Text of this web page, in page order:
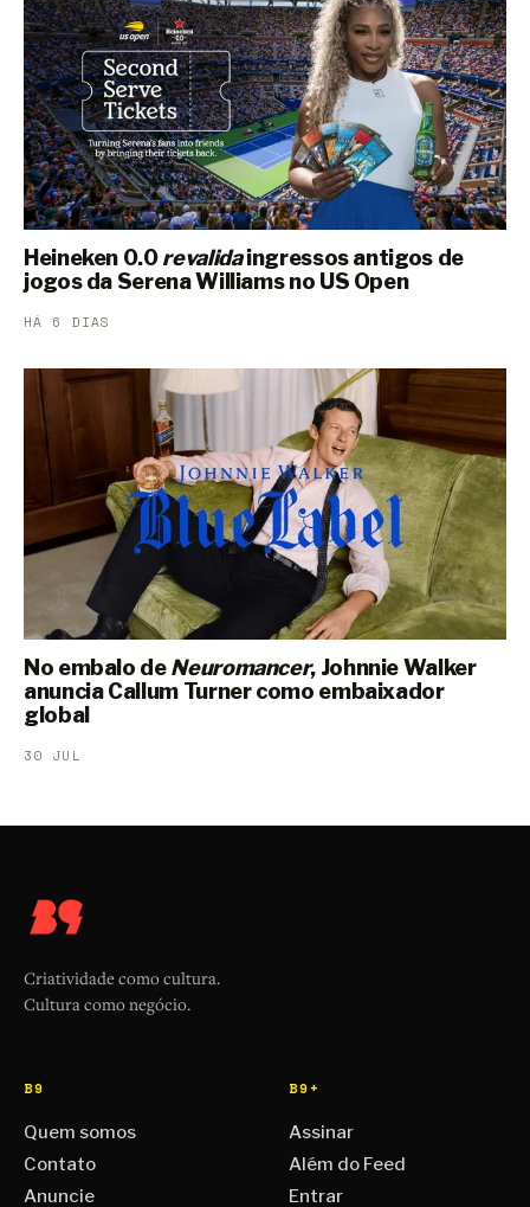
Heineken 0.0revalidaingressos antigos de
jogos da Serena Williams no US Open
HÁ 6 DIAS
No embalo deNeuromancer, Johnnie Walker
anuncia Callum Turner como embaixador
global
30 JUL
Criatividade como cultura.
Cultura como negócio.
B9
Quem somos
Contato
Anuncie
B9+
Assinar
Além do Feed
Entrar